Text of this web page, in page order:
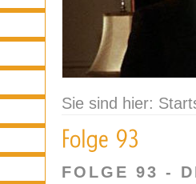
Sie sind hier:
FOLGE 93 -